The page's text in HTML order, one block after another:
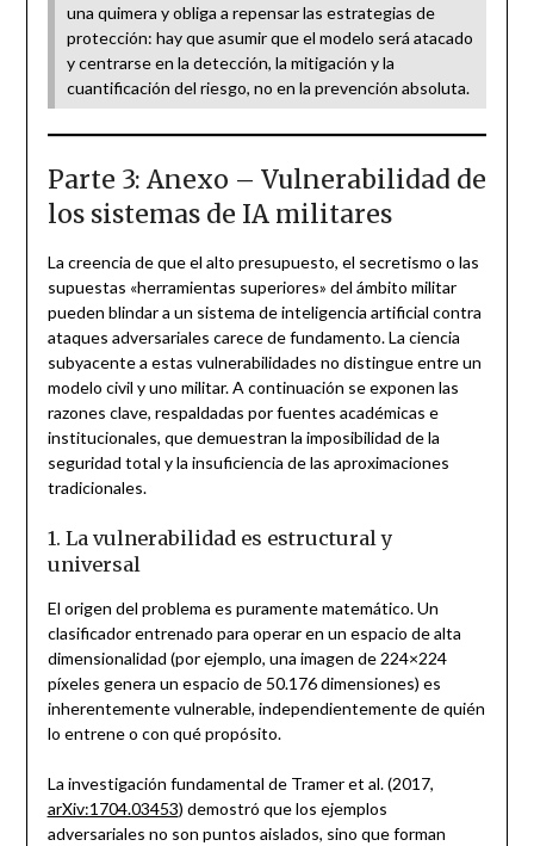
una quimera y obliga a repensar las estrategias de
protección: hay que asumir que el modelo será atacado
y centrarse en la detección, la mitigación y la
cuantificación del riesgo, no en la prevención absoluta.
Parte 3: Anexo – Vulnerabilidad de
los sistemas de IA militares
La creencia de que el alto presupuesto, el secretismo o las
supuestas «herramientas superiores» del ámbito militar
pueden blindar a un sistema de inteligencia artificial contra
ataques adversariales carece de fundamento. La ciencia
subyacente a estas vulnerabilidades no distingue entre un
modelo civil y uno militar. A continuación se exponen las
razones clave, respaldadas por fuentes académicas e
institucionales, que demuestran la imposibilidad de la
seguridad total y la insuficiencia de las aproximaciones
tradicionales.
1. La vulnerabilidad es estructural y
universal
El origen del problema es puramente matemático. Un
clasificador entrenado para operar en un espacio de alta
dimensionalidad (por ejemplo, una imagen de 224×224
píxeles genera un espacio de 50.176 dimensiones) es
inherentemente vulnerable, independientemente de quién
lo entrene o con qué propósito.
La investigación fundamental de Tramer et al. (2017,
arXiv:1704.03453) demostró que los ejemplos
adversariales no son puntos aislados, sino que forman